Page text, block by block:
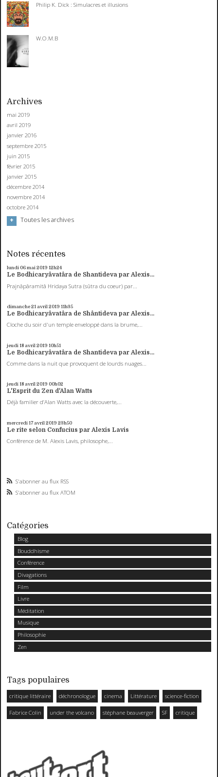
Philip K. Dick : Simulacres et illusions
W.O.M.B
Archives
mai 2019
avril 2019
janvier 2016
septembre 2015
juin 2015
février 2015
janvier 2015
décembre 2014
novembre 2014
octobre 2014
Toutes les archives
Notes récentes
lundi 06mai 2019 12h24
Le Bodhicaryâvatâra de Shantideva par Alexis...
Prajnâpâramitâ Hridaya Sutra (sûtra du coeur) par...
dimanche 21 avril 2019 11h35
Le Bodhicaryâvatâra de Shântideva par Alexis...
Cloche du soir d'un temple enveloppé dans la brume,...
jeudi 18 avril 2019 10h51
Le Bodhicaryâvatâra de Shantideva par Alexis...
Comme dans la nuit que provoquent de lourds nuages...
jeudi 18 avril 2019 00h02
L'Esprit du Zen d'Alan Watts
Déjà familier d’Alan Watts avec la découverte,...
mercredi 17 avril 2019 23h50
Le rite selon Confucius par Alexis Lavis
Conférence de M. Alexis Lavis, philosophe,...
S'abonner au flux RSS
S'abonner au flux ATOM
Catégories
Blog
Bouddhisme
Conférence
Divagations
Film
Livre
Méditation
Musique
Philosophie
Zen
Tags populaires
critique littéraire déchronologue cinema Littérature science-fiction
Fabrice Colin under the volcano stéphane beauverger SF critique